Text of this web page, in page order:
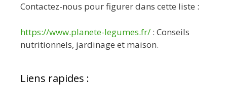
Contactez-nous pour figurer dans cette liste :
https://www.planete-legumes.fr/ : Conseils
nutritionnels, jardinage et maison.
Liens rapides :